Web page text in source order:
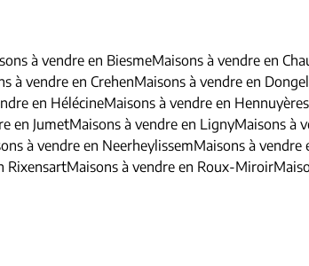
à vendre en BiesmeMaisons à vendre en
à vendre en CrehenMaisons à vendre en
en HélécineMaisons à vendre en Hennuyères
en JumetMaisons à vendre en LignyMaisons à
à vendre en NeerheylissemMaisons à vendre
RixensartMaisons à vendre en Roux-Miroir